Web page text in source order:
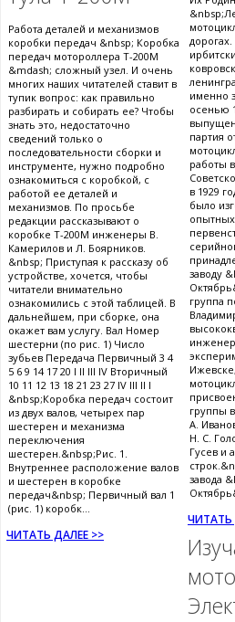
Работа деталей и механизмов
коробки передач &nbsp; Коробка
передач мотороллера Т-200М
&mdash; сложный узел. И очень
многих наших читателей ставит в
тупик вопрос: как правильно
разбирать и собирать ее? Чтобы
знать это, недостаточно
сведений только о
последовательности сборки и
инструменте, нужно подробно
ознакомиться с коробкой, с
работой ее деталей и
механизмов. По просьбе
редакции рассказывают о
коробке Т-200М инженеры В.
Камерилов и Л. Боярников.
&nbsp; Приступая к рассказу об
устройстве, хочется, чтобы
читатели внимательно
ознакомились с этой таблицей. В
дальнейшем, при сборке, она
окажет вам услугу. Вал Номер
шестерни (по рис. 1) Число
зубьев Передача Первичный 3 4
5 6 9 14 17 20 I II III IV Вторичный
10 11 12 13 18 21 23 27 IV III II I
&nbsp;Коробка передач состоит
из двух валов, четырех пар
шестерен и механизма
переключения
шестерен.&nbsp;Рис. 1.
Внутреннее расположение валов
и шестерен в коробке
передач&nbsp; Первичный вал 1
(рис. 1) коробк...
ЧИТАТЬ ДАЛЕЕ >>
именно
осенью
партия
работы
в 1929
было
заводу
группа
группы
А.
Н. С.
Гусев и
завода
ЧИТАТЬ